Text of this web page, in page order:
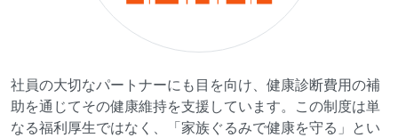
社員の大切なパートナーにも目を向け、健康診断費用の補
助を通じてその健康維持を支援しています。この制度は単
なる福利厚生ではなく、「家族ぐるみで健康を守る」とい